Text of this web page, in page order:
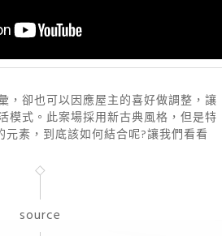
，卻也可以因應屋主的喜好做調整，讓
模式。此案場採用新古典風格，但是特
素，到底該如何結合呢?讓我們看看
source